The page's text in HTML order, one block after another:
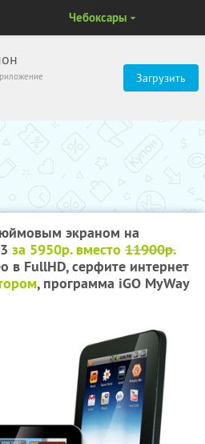
Загрузить
Чебоксары
экраном на
за 5950р. вместо 11900р.
в FullHD, серфите интернет
, программа iGO MyWay